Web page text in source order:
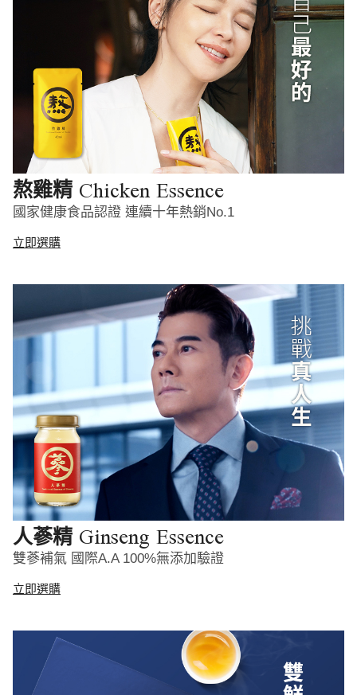
熬雞精 Chicken Essence
國家健康食品認證 連續十年熱銷No.1
立即選購
人蔘精 Ginseng Essence
雙蔘補氣 國際A.A 100%無添加驗證
立即選購